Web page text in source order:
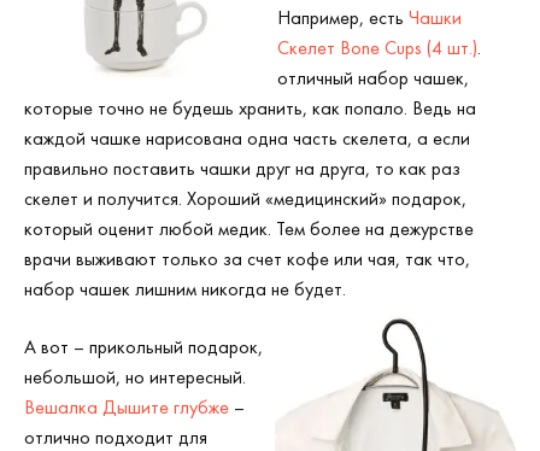
Например, есть Чашки
Скелет Bone Cups (4 шт.).
отличный набор чашек,
которые точно не будешь хранить, как попало. Ведь на
каждой чашке нарисована одна часть скелета, а если
правильно поставить чашки друг на друга, то как раз
скелет и получится. Хороший «медицинский» подарок,
который оценит любой медик. Тем более на дежурстве
врачи выживают только за счет кофе или чая, так что,
набор чашек лишним никогда не будет.
А вот – прикольный подарок,
небольшой, но интересный.
Вешалка Дышите глубже –
отлично подходит для